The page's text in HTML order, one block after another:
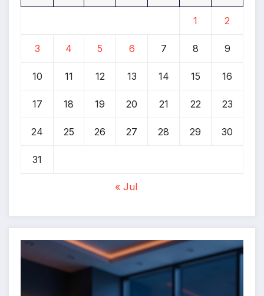
1 2
3 4 5 6 7 8 9
10 11 12 13 14 15 16
17 18 19 20 21 22 23
24 25 26 27 28 29 30
31
« Jul